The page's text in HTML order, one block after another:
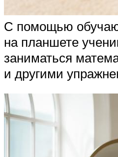
С помощью
на планшете
заниматься
и другими